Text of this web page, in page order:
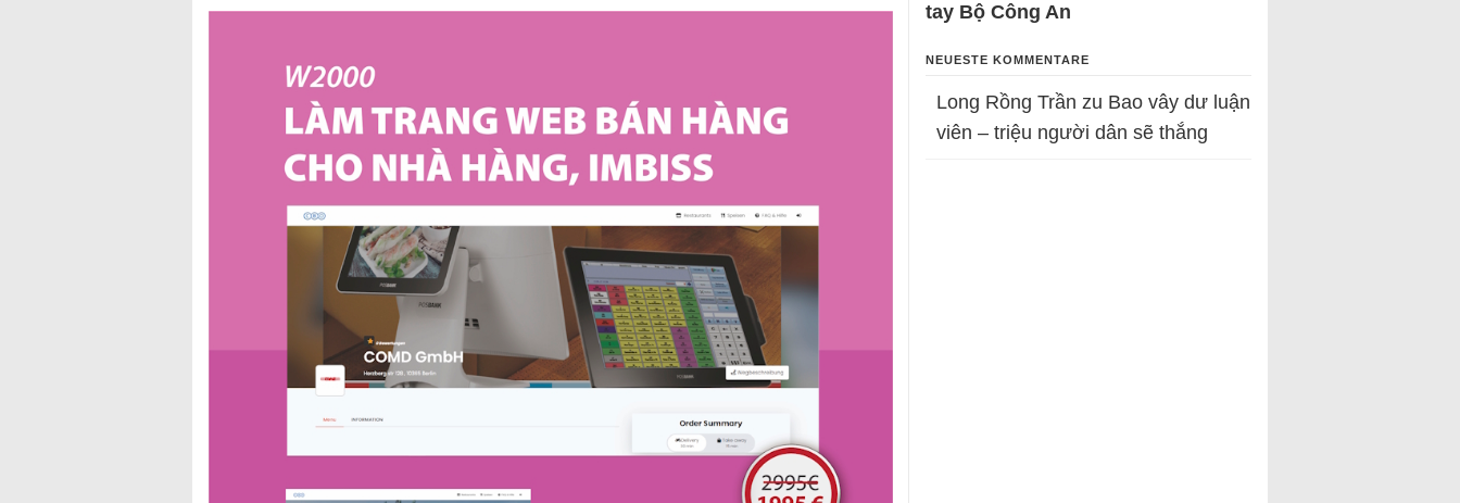
tay Bộ Công An
NEUESTE KOMMENTARE
Long Rồng Trần zu Bao vây dư luận
viên – triệu người dân sẽ thắng